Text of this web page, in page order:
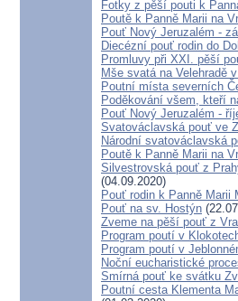
Fotky z pěší pouti k
Poutě k Panně Marii na
Pouť Nový Jeruzalém -
Diecézní pouť rodin do
Promluvy při XXI. pěší
Mše svatá na Velehradě
Poutní místa severních
Poděkování všem, kteří
Pouť Nový Jeruzalém -
Svatováclavská pouť ve
Národní svatováclavská
Poutě k Panně Marii na
Silvestrovská pouť z
(04.09.2020)
Pouť rodin k Panně Marii
Pouť na sv. Hostýn
Zveme na pěší pouť z
Program poutí v
Program poutí v
Noční eucharistické
Smírná pouť ke svátku
Poutní cesta Klementa